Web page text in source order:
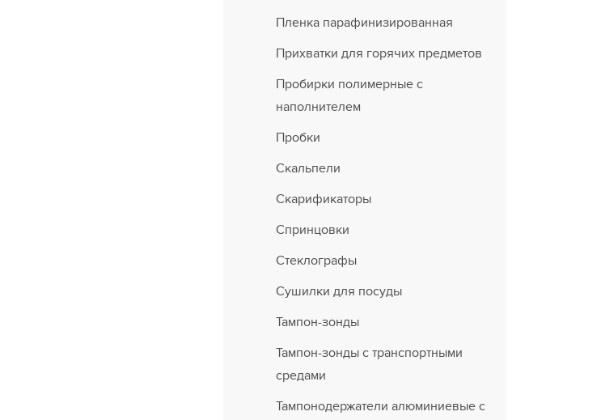
Пленка парафинизированная
Прихватки для горячих предметов
Пробирки полимерные с
наполнителем
Пробки
Скальпели
Скарификаторы
Спринцовки
Стеклографы
Сушилки для посуды
Тампон-зонды
Тампон-зонды с транспортными
средами
Тампонодержатели алюминиевые с